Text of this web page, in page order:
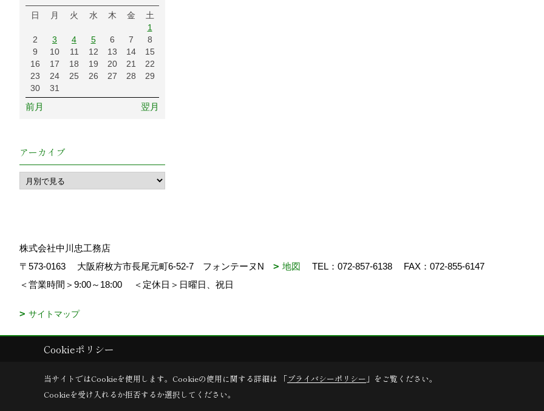
日 月 火 水 木 金
土
1
2
3 4 5 6 7
8
9
10 11 12 13 14
15
16
17 18 19 20 21
22
23
24 25 26 27 28
29
30
31
前月 翌月
アーカイブ
株式会社中川忠工務店
〒573-0163
大阪府枚方市長尾元町6-52-7 フォンテーヌN 地図 TEL： 072-857-6138
FAX：072-855-6147
＜営業時間＞9:00～18:00
＜定休日＞日曜日、祝日
サイトマップ
Copyright (c) 中川忠工務店. All Rights Reserved.
Cookieポリシー
当サイトではCookieを使用します。 Cookieの使用に関する詳細は 「プライバシーポリシー 」をご覧ください。
Cookieを受け入れるか拒否するか選択してください。